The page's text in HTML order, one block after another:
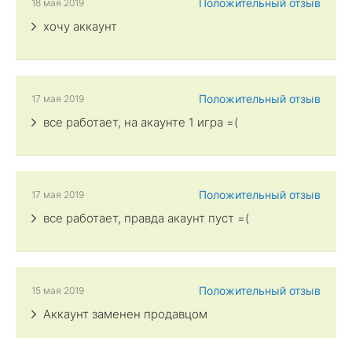
Положительный отзыв
18 мая 2019
хочу аккаунт
Положительный отзыв
17 мая 2019
все работает, на акаунте 1 игра =(
Положительный отзыв
17 мая 2019
все работает, правда акаунт пуст =(
Положительный отзыв
15 мая 2019
Аккаунт заменен продавцом